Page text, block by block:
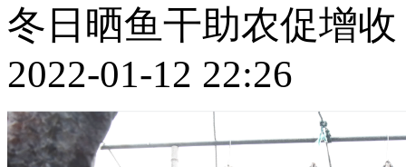
冬日晒鱼干助农促增收
2022-01-12 22:26